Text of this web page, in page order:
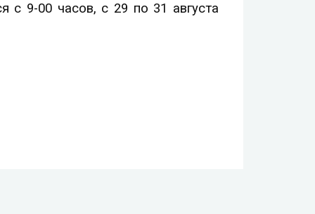
с 9-00 часов, с 29 по 31 августа